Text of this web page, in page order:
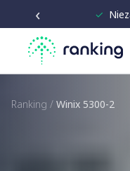
‹ ✓
Ranking / Winix 5300-2